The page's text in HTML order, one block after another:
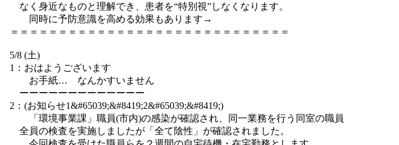
なく身近なものと理解でき、患者を“特別視”しなくなります。
同時に予防意識を高める効果もあります→
＝＝＝＝＝＝＝＝＝＝＝＝＝＝＝＝＝＝＝＝＝＝＝＝＝＝＝＝＝
5/8 (土)
1：おはようございます
お手紙… なんかすいません
ーーーーーーーーーーーーー
2：(お知らせ1&#65039;&#8419;2&#65039;&#8419;)
「環境事業課」職員(市内)の感染が確認され、同一業務を行う同室の職員
全員の検査を実施しましたが「全て陰性」が確認されました。